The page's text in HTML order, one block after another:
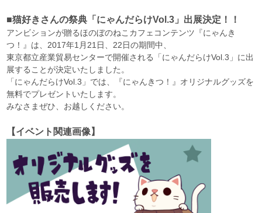
■猫好きさんの祭典「にゃんだらけVol.3」出展決定！！
アンビションが贈るほのぼのねこカフェコンテンツ『にゃんき
つ！』は、2017年1月21日、22日の期間中、
東京都立産業貿易センターで開催される「にゃんだらけVol.3」に出
展することが決定いたしました。
「にゃんだらけVol.3」では、『にゃんきつ！』オリジナルグッズを
無料でプレゼントいたします。
みなさまぜひ、お越しください。
【イベント関連画像】